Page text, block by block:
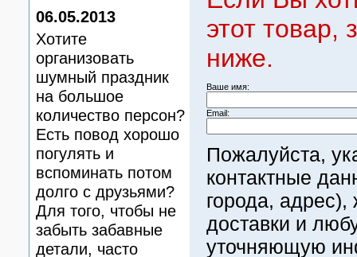
06.05.2013
Хотите
организовать
шумный праздник
на большое
количество персон?
Есть повод хорошо
погулять и
вспоминать потом
долго с друзьями?
Для того, чтобы не
забыть забавные
детали, часто
этот товар,
ниже.
Ваше имя:
Email:
Пожалуйста,
контактные
города,
доставки и
уточняющую